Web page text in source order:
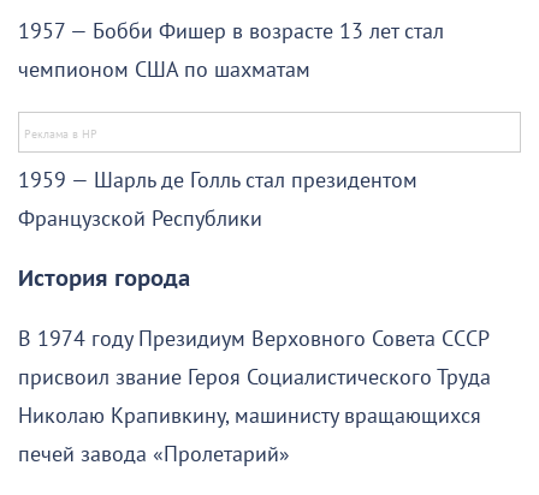
1957 — Бобби Фишер в возрасте 13 лет стал
чемпионом США по шахматам
1959 — Шарль де Голль стал президентом
Французской Республики
История города
В 1974 году Президиум Верховного Совета СССР
присвоил звание Героя Социалистического Труда
Николаю Крапивкину, машинисту вращающихся
печей завода «Пролетарий»